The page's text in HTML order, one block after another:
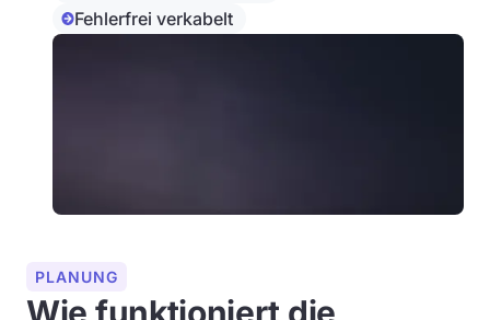
Fehlerfrei verkabelt
PLANUNG